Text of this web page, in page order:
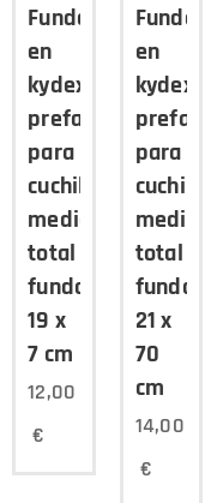
Funda
en
kydex
prefabricada
para
cuchillo,
medida
total
funda
19 x
7 cm
12,00
€
Funda
en
kydex
para
cuchillo,
medida
total
funda
21 x
70
cm
14,00
€